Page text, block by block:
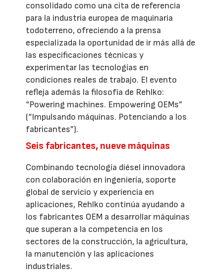
consolidado como una cita de referencia
para la industria europea de maquinaria
todoterreno, ofreciendo a la prensa
especializada la oportunidad de ir más allá de
las especificaciones técnicas y
experimentar las tecnologías en
condiciones reales de trabajo. El evento
refleja además la filosofía de Rehlko:
“Powering machines. Empowering OEMs”
(“Impulsando máquinas. Potenciando a los
fabricantes”).
Seis fabricantes, nueve máquinas
Combinando tecnología diésel innovadora
con colaboración en ingeniería, soporte
global de servicio y experiencia en
aplicaciones, Rehlko continúa ayudando a
los fabricantes OEM a desarrollar máquinas
que superan a la competencia en los
sectores de la construcción, la agricultura,
la manutención y las aplicaciones
industriales.